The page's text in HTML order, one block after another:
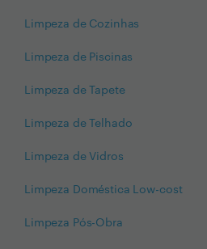
Limpeza de Cozinhas
Limpeza de Piscinas
Limpeza de Tapete
Limpeza de Telhado
Limpeza de Vidros
Limpeza Doméstica Low-cost
Limpeza Pós-Obra